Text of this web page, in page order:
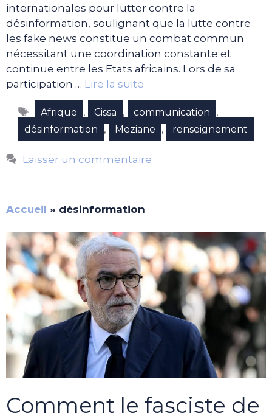
internationales pour lutter contre la
désinformation, soulignant que la lutte contre
les fake news constitue un combat commun
nécessitant une coordination constante et
continue entre les Etats africains. Lors de sa
participation … Lire la suite
Étiquettes
Afrique , Cissa , communication ,
désinformation , Meziane , renseignement
Laisser un commentaire
Accueil » désinformation
Comment le fasciste de